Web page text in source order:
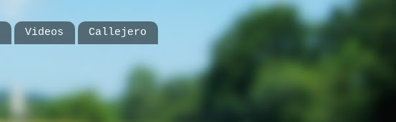
Videos
Callejero